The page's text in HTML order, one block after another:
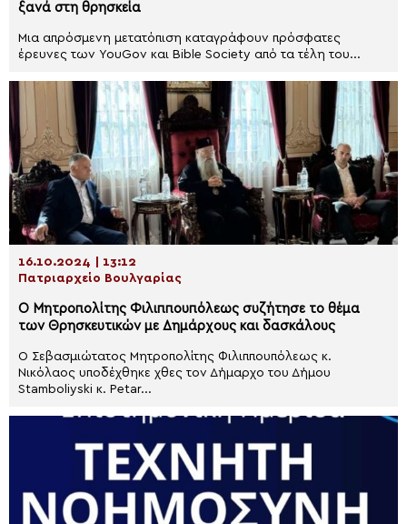
ξανά στη θρησκεία
Μια απρόσμενη μετατόπιση καταγράφουν πρόσφατες
έρευνες των YouGov και Bible Society από τα τέλη του...
16.10.2024 | 13:12
Πατριαρχείο Βουλγαρίας
Ο Μητροπολίτης Φιλιππουπόλεως συζήτησε το θέμα
των Θρησκευτικών με Δημάρχους και δασκάλους
O Σεβασμιώτατος Μητροπολίτης Φιλιππουπόλεως κ.
Νικόλαος υποδέχθηκε χθες τον Δήμαρχο του Δήμου
Stamboliyski κ. Petar...